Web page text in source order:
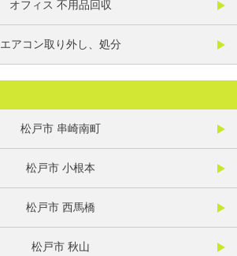
オフィス 不用品回収
エアコン取り外し、処分
松戸市 串崎南町
松戸市 小根本
松戸市 西馬橋
松戸市 秋山